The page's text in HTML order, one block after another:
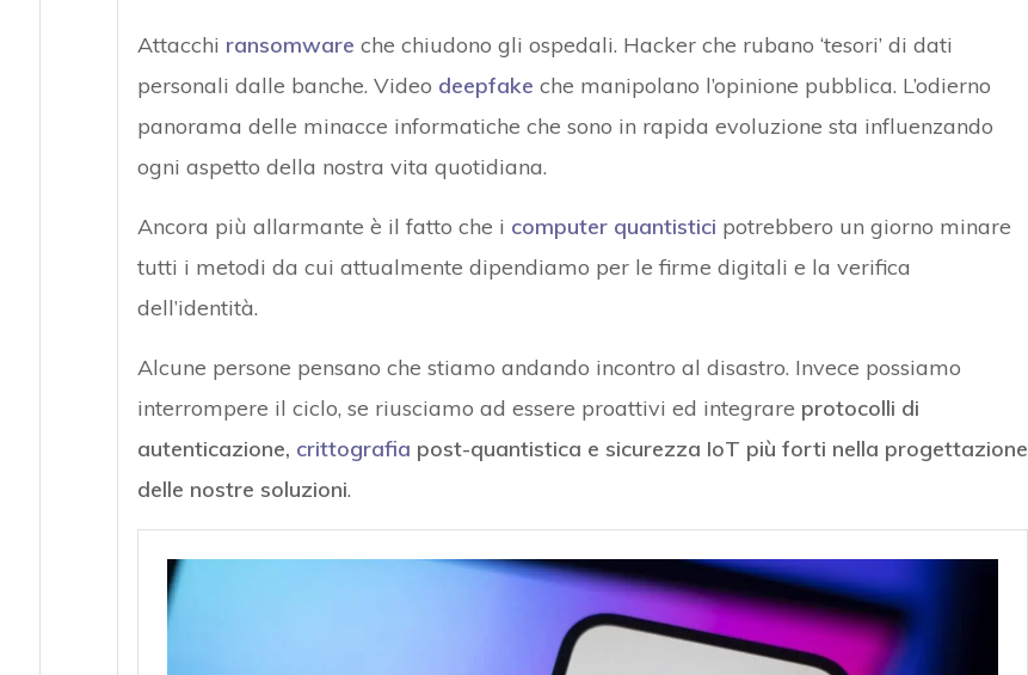
Attacchi ransomware che chiudono gli ospedali. Hacker che rubano ‘tesori’ di dati
personali dalle banche. Video deepfake che manipolano l’opinione pubblica. L’odierno
panorama delle minacce informatiche che sono in rapida evoluzione sta influenzando
ogni aspetto della nostra vita quotidiana.
Ancora più allarmante è il fatto che i computer quantistici potrebbero un giorno minare
tutti i metodi da cui attualmente dipendiamo per le firme digitali e la verifica
dell’identità.
Alcune persone pensano che stiamo andando incontro al disastro. Invece possiamo
interrompere il ciclo, se riusciamo ad essere proattivi ed integrare protocolli di
autenticazione, crittografia post-quantistica e sicurezza IoT più forti nella progettazione
delle nostre soluzioni.